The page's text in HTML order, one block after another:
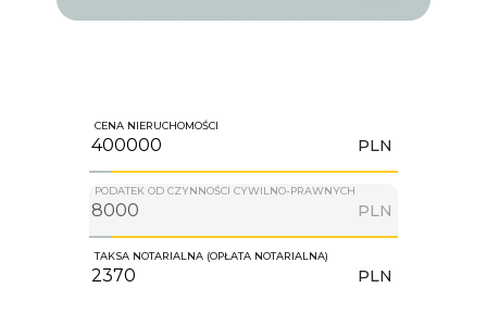
CENA NIERUCHOMOŚCI
PLN
PODATEK OD CZYNNOŚCI CYWILNO-PRAWNYCH
PLN
TAKSA NOTARIALNA (OPŁATA NOTARIALNA)
PLN